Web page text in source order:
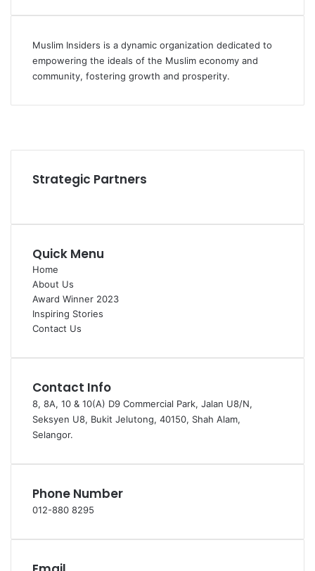
Muslim Insiders is a dynamic organization dedicated to
empowering the ideals of the Muslim economy and
community, fostering growth and prosperity.
Strategic Partners
Quick Menu
Home
About Us
Award Winner 2023
Inspiring Stories
Contact Us
Contact Info
8, 8A, 10 & 10(A) D9 Commercial Park, Jalan U8/N,
Seksyen U8, Bukit Jelutong, 40150, Shah Alam,
Selangor.
Phone Number
012-880 8295